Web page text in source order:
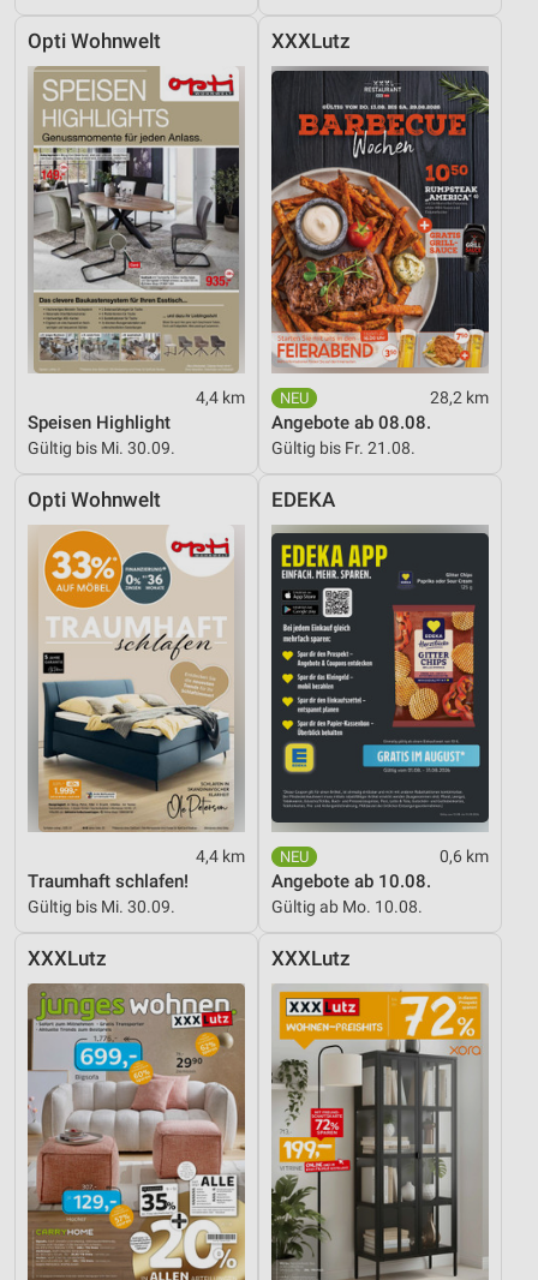
Opti Wohnwelt
4,4 km
Speisen Highlight
Gültig bis Mi. 30.09.
XXXLutz
28,2 km
Angebote ab 08.08.
Gültig bis Fr. 21.08.
Opti Wohnwelt
4,4 km
Traumhaft schlafen!
Gültig bis Mi. 30.09.
EDEKA
0,6 km
Angebote ab 10.08.
Gültig ab Mo. 10.08.
XXXLutz XXXLutz